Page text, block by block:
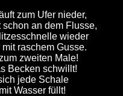
zum Ufer nieder,
an dem Flusse,
wieder
mit raschem Gusse.
zweiten Male!
Becken schwillt!
jede Schale
Wasser füllt!